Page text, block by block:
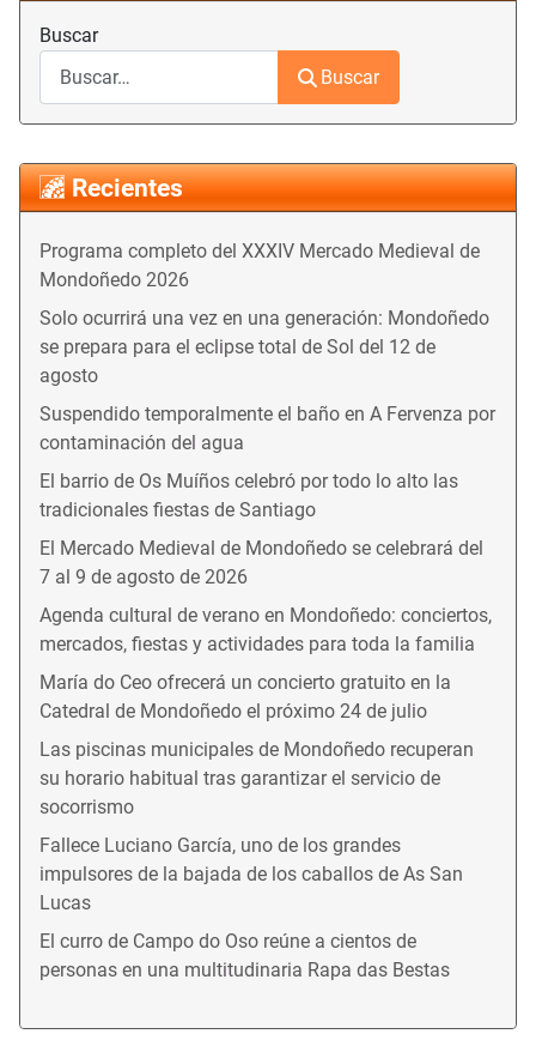
Buscar
Buscar
Recientes
Programa completo del XXXIV Mercado Medieval de
Mondoñedo 2026
Solo ocurrirá una vez en una generación: Mondoñedo
se prepara para el eclipse total de Sol del 12 de
agosto
Suspendido temporalmente el baño en A Fervenza por
contaminación del agua
El barrio de Os Muíños celebró por todo lo alto las
tradicionales fiestas de Santiago
El Mercado Medieval de Mondoñedo se celebrará del
7 al 9 de agosto de 2026
Agenda cultural de verano en Mondoñedo: conciertos,
mercados, fiestas y actividades para toda la familia
María do Ceo ofrecerá un concierto gratuito en la
Catedral de Mondoñedo el próximo 24 de julio
Las piscinas municipales de Mondoñedo recuperan
su horario habitual tras garantizar el servicio de
socorrismo
Fallece Luciano García, uno de los grandes
impulsores de la bajada de los caballos de As San
Lucas
El curro de Campo do Oso reúne a cientos de
personas en una multitudinaria Rapa das Bestas